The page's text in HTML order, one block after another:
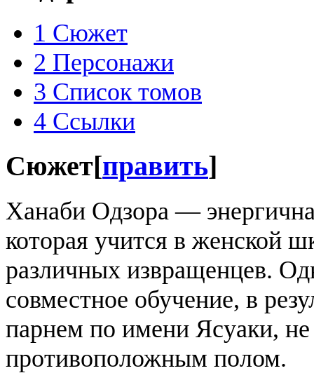
1 Сюжет
2 Персонажи
3 Список томов
4 Ссылки
Сюжет[править]
Ханаби Одзора —
которая учится в женской
различных извращенцев.
совместное обучение, в
парнем по имени Ясуаки,
противоположным полом.